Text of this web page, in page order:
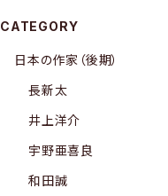
CATEGORY
日本の作家（後期）
長新太
井上洋介
宇野亜喜良
和田誠